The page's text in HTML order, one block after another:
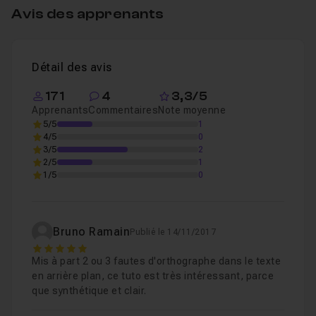
A la fin de la formation vous pourrez lancer votre
missions avec votre drone
Avis des apprenants
Détail des avis
171
Apprenants
4
Commentaires
3,3/5
Note moyenne
5/5
1
4/5
0
3/5
2
2/5
1
1/5
0
Bruno Ramain Publié le 14/11/2017
5
Mis à part 2 ou 3 fautes d'orthographe dans le texte
en arrière plan, ce tuto est très intéressant, parce
que synthétique et clair.